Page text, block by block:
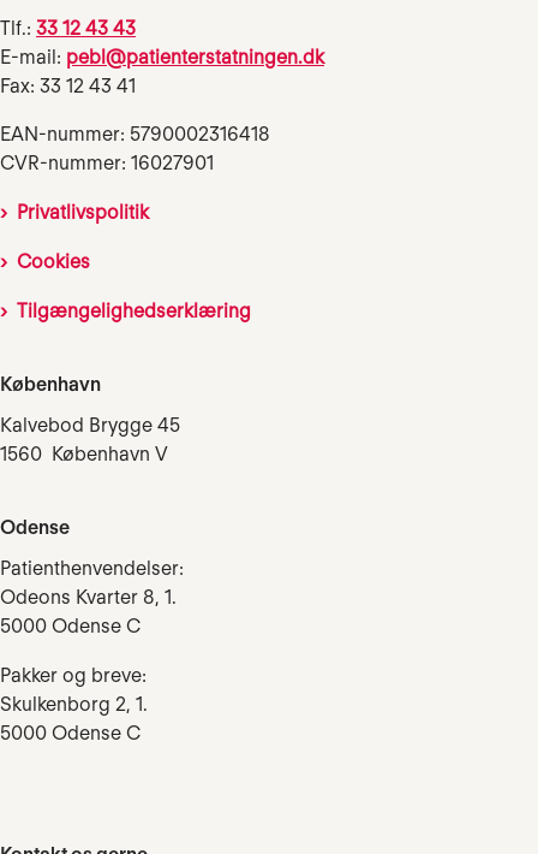
Tlf.: 33 12 43 43
E-mail: pebl@patienterstatningen.dk
Fax: 33 12 43 41
EAN-nummer: 5790002316418
CVR-nummer: 16027901
Privatlivspolitik
Cookies
Tilgængelighedserklæring
København
Kalvebod Brygge 45
1560 København V
Odense
Patienthenvendelser:
Odeons Kvarter 8, 1.
5000 Odense C
Pakker og breve:
Skulkenborg 2, 1.
5000 Odense C